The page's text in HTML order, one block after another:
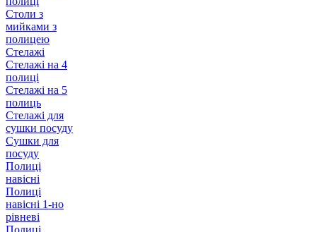
Столи з
мийками з
полицею
Стелажі
Стелажі на 4
полиці
Стелажі на 5
полиць
Стелажі для
сушки посуду
Сушки для
посуду
Полиці
навісні
Полиці
навісні 1-но
рівневі
Полиці